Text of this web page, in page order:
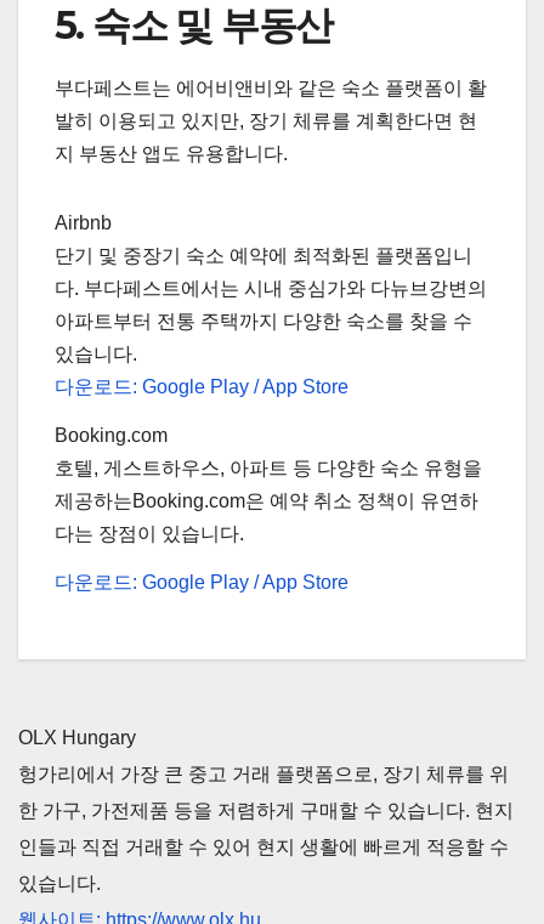
5. 숙소 및 부동산
부다페스트는 에어비앤비와 같은 숙소 플랫폼이 활
발히 이용되고 있지만, 장기 체류를 계획한다면 현
지 부동산 앱도 유용합니다.
Airbnb
단기 및 중장기 숙소 예약에 최적화된 플랫폼입니
다. 부다페스트에서는 시내 중심가와 다뉴브강변의
아파트부터 전통 주택까지 다양한 숙소를 찾을 수
있습니다.
다운로드: Google Play / App Store
Booking.com
호텔, 게스트하우스, 아파트 등 다양한 숙소 유형을
제공하는Booking.com은 예약 취소 정책이 유연하
다는 장점이 있습니다.
다운로드: Google Play / App Store
OLX Hungary
헝가리에서 가장 큰 중고 거래 플랫폼으로, 장기 체류를 위
한 가구, 가전제품 등을 저렴하게 구매할 수 있습니다. 현지
인들과 직접 거래할 수 있어 현지 생활에 빠르게 적응할 수
있습니다.
웹사이트: https://www.olx.hu